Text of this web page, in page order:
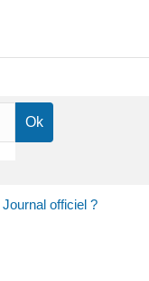
officiel ?